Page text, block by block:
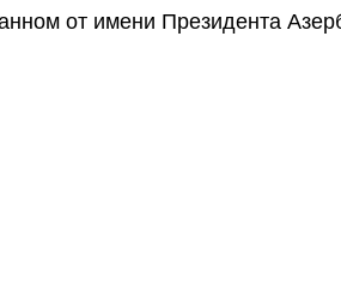
от имени Президента